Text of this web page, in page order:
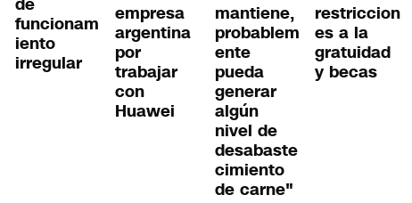
funcionam
iento
irregular
empresa
argentina
por
trabajar
con
Huawei
mantiene,
probablem
ente
pueda
generar
algún
nivel de
desabaste
cimiento
de carne"
restriccion
es a la
gratuidad
y becas